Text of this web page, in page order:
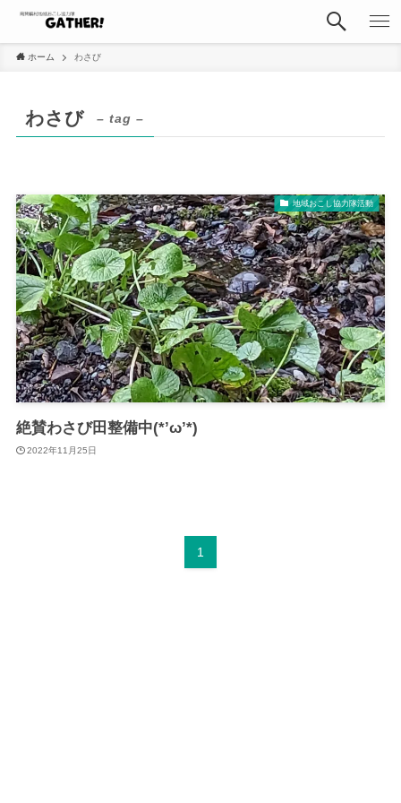
ホーム わさび
わさび – tag –
地域おこし協力隊活動
絶賛わさび田整備中(*’ω’*)
2022年11月25日
1